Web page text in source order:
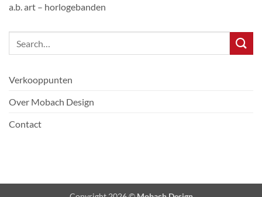
a.b. art – horlogebanden
Verkooppunten
Over Mobach Design
Contact